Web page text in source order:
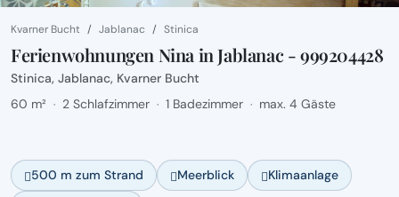
Kvarner Bucht Jablanac Stinica
Ferienwohnungen Nina in Jablanac - 999204428
Stinica, Jablanac, Kvarner Bucht
60 m² · 2 Schlafzimmer · 1 Badezimmer · max. 4 Gäste
500 m zum Strand Meerblick
Klimaanlage